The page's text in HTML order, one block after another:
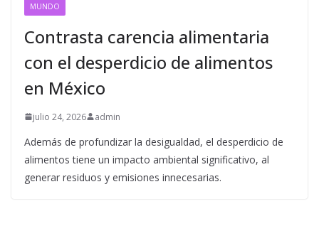
MUNDO
Contrasta carencia alimentaria
con el desperdicio de alimentos
en México
julio 24, 2026 admin
Además de profundizar la desigualdad, el desperdicio de
alimentos tiene un impacto ambiental significativo, al
generar residuos y emisiones innecesarias.